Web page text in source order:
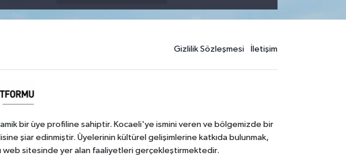
Gizlilik Sözleşmesi İletişim
bir üye profiline sahiptir. Kocaeli'ye ismini veren ve bölgemizde bir
şiar edinmiştir. Üyelerinin kültürel gelişimlerine katkıda bulunmak,
web sitesinde yer alan faaliyetleri gerçekleştirmektedir.